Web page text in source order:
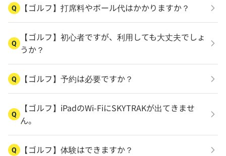
Q 【ゴルフ】打席料やボール代はかかりますか？
Q
【ゴルフ】初心者ですが、利用しても大丈夫でしょ
うか？
Q 【ゴルフ】予約は必要ですか？
Q
【ゴルフ】iPadのWi-FiにSKYTRAKが出てきませ
ん。
Q 【ゴルフ】体験はできますか？